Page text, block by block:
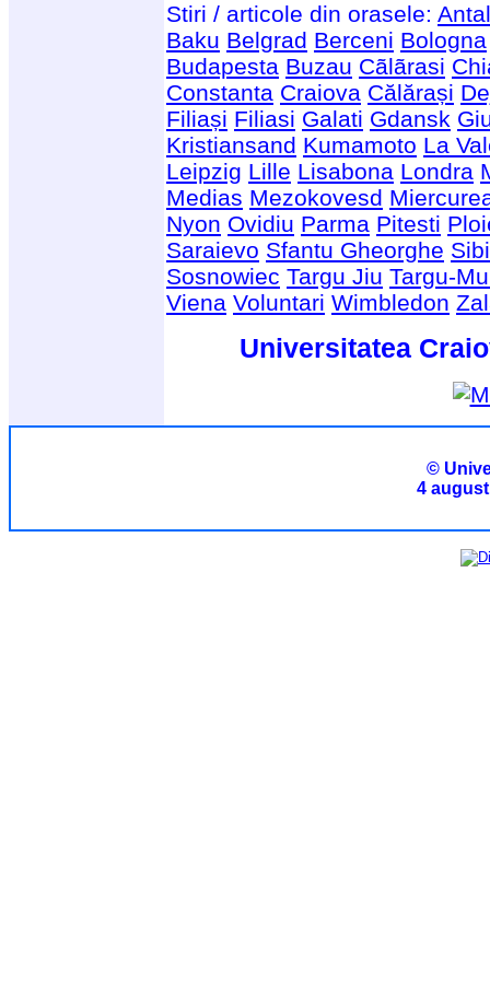
Stiri / articole din orasele:
Baku Belgrad Berceni Bologna
Budapesta Buzau Cãlãrasi
Constanta Craiova Călărași
Filiași Filiasi Galati Gdansk
Kristiansand Kumamoto La
Leipzig Lille Lisabona Londra
Medias Mezokovesd
Nyon Ovidiu Parma Pitesti
Saraievo Sfantu Gheorghe
Sosnowiec Targu Jiu Targu-
Viena Voluntari Wimbledon
Universitatea
©
4